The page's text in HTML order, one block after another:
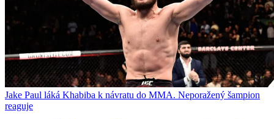
Jake Paul láká Khabiba k návratu do MMA. Neporažený šampion
reaguje